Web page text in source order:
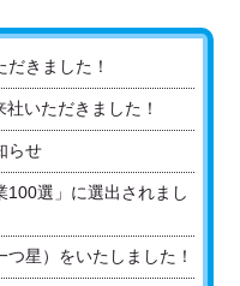
きました！
いただきました！
らせ
100選」に選出されまし
星）をいたしました！